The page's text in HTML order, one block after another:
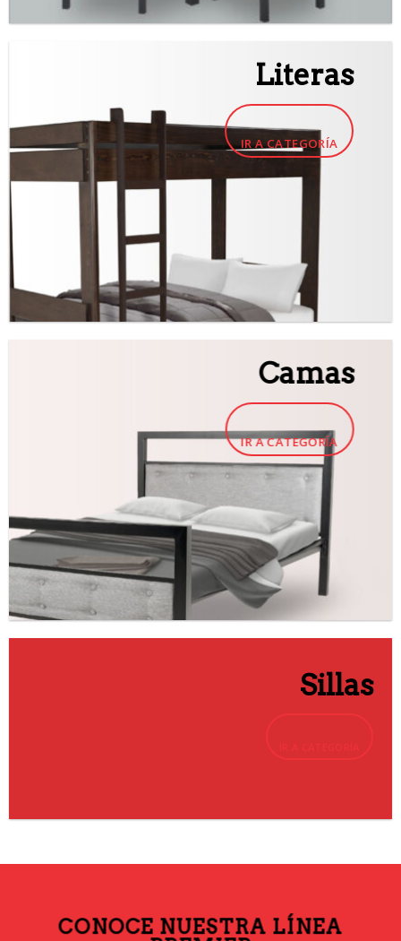
Literas
IR A CATEGORÍA
Camas
IR A CATEGORÍA
Sillas
CONOCE NUESTRA LÍNEA